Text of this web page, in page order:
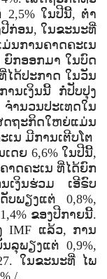
2,5% ໃນ​ປີ​ນີ້, ຕ່ຳ​
ປີ​ກ່ອນ, ໃນ​ຂະ​ນະ​ທີ່
ມ່ນ​ການ​ຄາດ​ຄະ​ເນ​
ຍົກ​ອອກ​ມາ​ ໃນ​ບົດ​
ໄດ້​ປະ​ກາດ ​ໃນ​ວັນ​
ນ​ເງິນ​ນີ້ ​ກໍ່​ປັບ​ປຸງ​
ຳ​ນວນ​ປະ​ເທດ​ໃນ​
ຖະ​ກິດ​ໃຫຍ່​ແມ່ນ
ນ ​ມີ​ການ​ເຕີບ​ໂຕ
ດຍ 6,6% ໃນ​ປີ​ນີ້,
າດ​ຄະ​ເນ ທີ່​ໄດ້​ຍົກ​
ເງິນ​ຮ່ວມ ເອີ​ຣົບ
ບ​ພຽງ​ແຕ່ 0,8%,
ຂອງ​ປີ​ກາຍ​ນີ້.
IMF ແລ້ວ, ການ​
ລຸ​ພຽງ​ແຕ່ 0,9%,
ໃນ​ຂະ​ນະ​ທີ່ ໄພ​
.